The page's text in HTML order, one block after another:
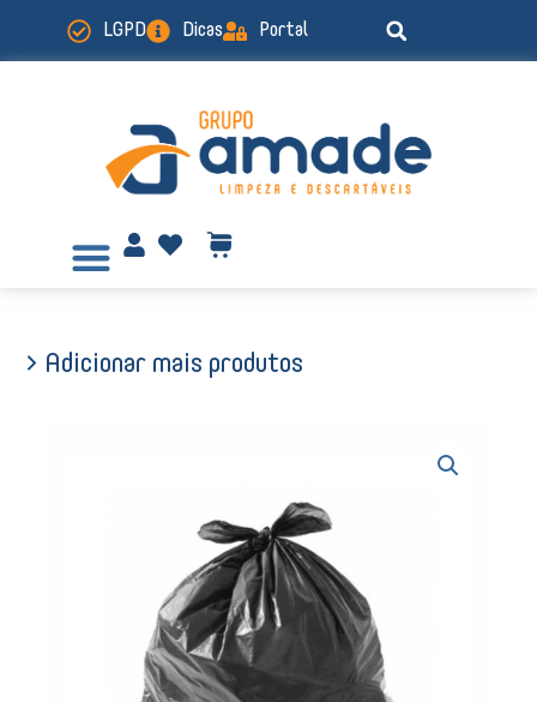
LGPD Dicas Portal
> Adicionar mais produtos